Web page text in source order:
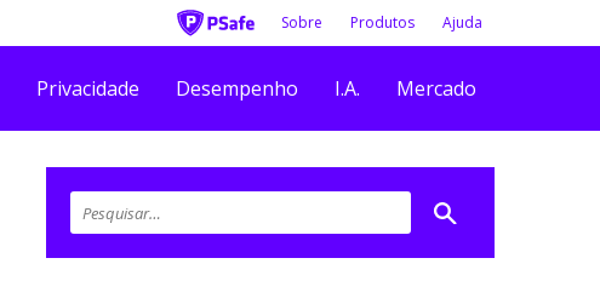
Sobre Produtos Ajuda
Privacidade Desempenho I.A. Mercado